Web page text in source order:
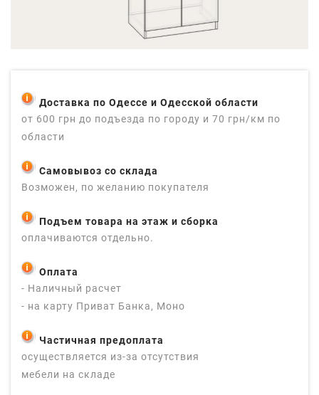
Доставка по Одессе и Одесской области
от 600 грн до подъезда по городу и 70 грн/км по
области
Самовывоз со склада
Возможен, по желанию покупателя
Подъем товара на этаж и сборка
оплачиваются отдельно.
Оплата
- Наличный расчет
- на карту Приват Банка, Моно
Частичная предоплата
осуществляется из-за отсутствия
мебели на складе